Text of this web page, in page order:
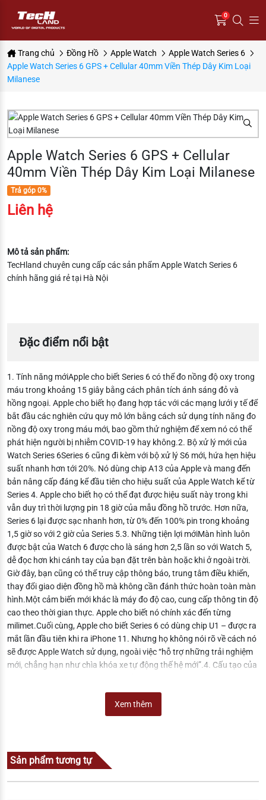
0
Trang chủ Đồng Hồ Apple Watch
Apple Watch Series 6
Apple Watch Series 6 GPS + Cellular 40mm Viền Thép Dây Kim Loại
Milanese
Apple Watch Series 6 GPS + Cellular
40mm Viền Thép Dây Kim Loại Milanese
Trả góp 0%
Liên hệ
Mô tả sản phẩm:
TecHland chuyên cung cấp các sản phẩm Apple Watch Series 6
chính hãng giá rẻ tại Hà Nội
Đặc điểm nổi bật
1. Tính năng mớiApple cho biết Series 6 có thể đo nồng độ oxy trong
máu trong khoảng 15 giây bằng cách phân tích ánh sáng đỏ và
hồng ngoại. Apple cho biết họ đang hợp tác với các mạng lưới y tế để
bắt đầu các nghiên cứu quy mô lớn bằng cách sử dụng tính năng đo
nồng độ oxy trong máu mới, bao gồm thử nghiệm để xem nó có thể
phát hiện người bị nhiễm COVID-19 hay không.2. Bộ xử lý mới của
Watch Series 6Series 6 cũng đi kèm với bộ xử lý S6 mới, hứa hẹn hiệu
suất nhanh hơn tới 20%. Nó dùng chip A13 của Apple và mang đến
bản nâng cấp đáng kể đầu tiên cho hiệu suất của Apple Watch kể từ
Series 4. Apple cho biết họ có thể đạt được hiệu suất này trong khi
vẫn duy trì thời lượng pin 18 giờ của mẫu đồng hồ trước. Hơn nữa,
Series 6 lại được sạc nhanh hơn, từ 0% đến 100% pin trong khoảng
1,5 giờ so với 2 giờ của Series 5.3. Những tiện lợi mớiMàn hình luôn
được bật của Watch 6 được cho là sáng hơn 2,5 lần so với Watch 5,
dễ đọc hơn khi cánh tay của bạn đặt trên bàn hoặc khi ở ngoài trời.
Giờ đây, bạn cũng có thể truy cập thông báo, trung tâm điều khiển,
thay đổi giao diện đồng hồ mà không cần đánh thức hoàn toàn màn
hình.Một cảm biến mới khác là máy đo độ cao, cung cấp thông tin độ
cao theo thời gian thực. Apple cho biết nó chính xác đến từng
milimet.Cuối cùng, Apple cho biết Series 6 có dùng chip U1 – được ra
mắt lần đầu tiên khi ra iPhone 11. Nhưng họ không nói rõ về cách nó
sẽ được Apple Watch sử dụng, ngoài việc “hỗ trợ những trải nghiệm
mới, chẳng hạn như chìa khóa xe tự động thế hệ mới”.4. Cấu tạo của
hoàn thiện bằng nhôm màu xám, bạc, vàng hoặc xanh lam hoặc
màu đỏ. Vỏ bên ngoài làm bằng thép không gỉ.Apple cho biết các
mẫu nhôm được làm từ 100% nhôm tái chế, giống như các mẫu
đang sử dụng 35% năng lượng tái tạo, dự kiến đến năm 2030 sẽ sử
dụng 100% năng lượng tái tạo.Một điểm mới nữa của Apple Watch 6
chính là dây đeo Solo Loop. Nó không có móc khóa hay bất kì móc
Xem thêm
Sản phẩm tương tự